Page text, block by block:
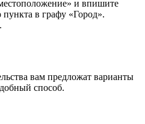
и впишите
пункта в графу «Город».
вам предложат варианты
способ.